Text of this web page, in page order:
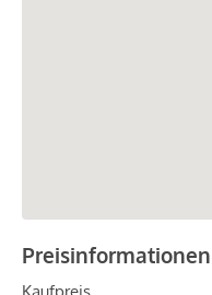
Preisinformationen